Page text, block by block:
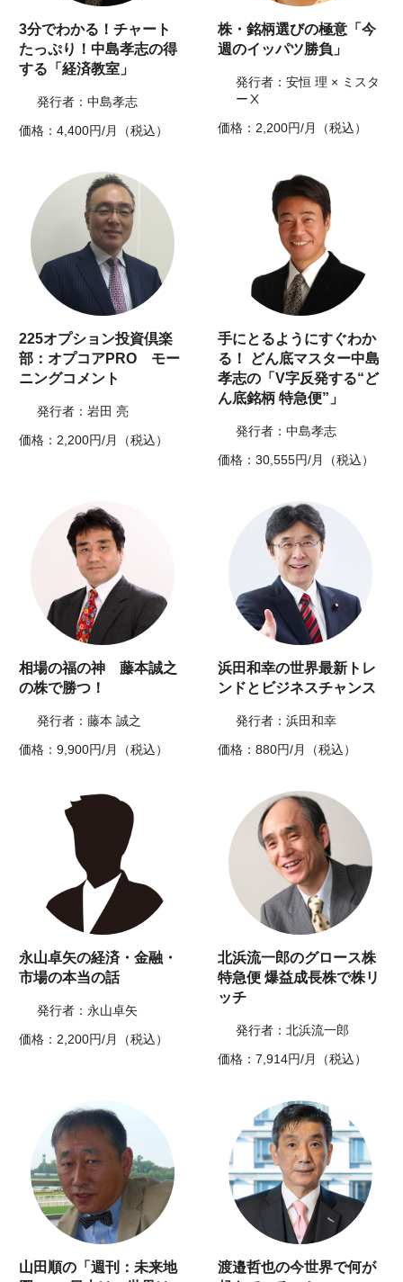
3分でわかる！チャート
たっぷり！中島孝志の得
する「経済教室」
発行者：中島孝志
価格：4,400円/月（税込）
株・銘柄選びの極意「今
週のイッパツ勝負」
発行者：安恒 理 × ミスタ
ーⅩ
価格：2,200円/月（税込）
225オプション投資倶楽
部：オプコアPRO モー
ニングコメント
発行者：岩田 亮
価格：2,200円/月（税込）
手にとるようにすぐわか
る！ どん底マスター中島
孝志の「V字反発する“ど
ん底銘柄 特急便”」
発行者：中島孝志
価格：30,555円/月（税込）
相場の福の神 藤本誠之
の株で勝つ！
発行者：藤本 誠之
価格：9,900円/月（税込）
浜田和幸の世界最新トレ
ンドとビジネスチャンス
発行者：浜田和幸
価格：880円/月（税込）
永山卓矢の経済・金融・
市場の本当の話
発行者：永山卓矢
価格：2,200円/月（税込）
北浜流一郎のグロース株
特急便 爆益成長株で株リ
ッチ
発行者：北浜流一郎
価格：7,914円/月（税込）
山田順の「週刊：未来地
渡邉哲也の今世界で何が